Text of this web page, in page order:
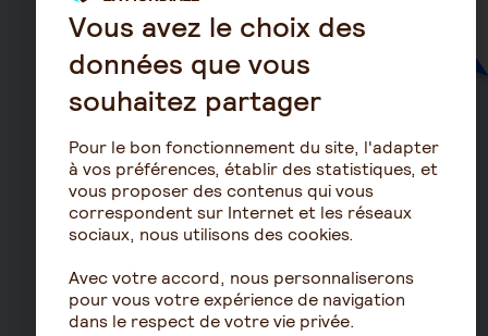
Haut
Mutuelle
Mutuelle Hospitalisation
Mutuelle Entreprise
Surcomplémentaire
Mutuelle non responsable
Prévoyance
Assurance autonomie
Assurance décès
Vous avez le choix des
données que vous
souhaitez partager
Pour le bon fonctionnement du site, l'adapter
à vos préférences, établir des statistiques, et
vous proposer des contenus qui vous
correspondent sur Internet et les réseaux
sociaux, nous utilisons des cookies.
Avec votre accord, nous personnaliserons
pour vous votre expérience de navigation
dans le respect de votre vie privée.